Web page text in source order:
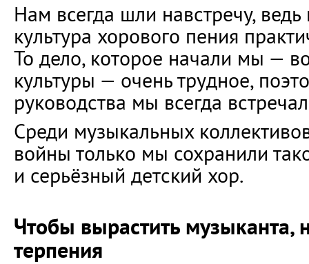
Нам всегда шли навстречу,
культура хорового пения
То дело, которое начали мы —
культуры — очень трудное,
руководства мы всегда
Среди музыкальных
войны только мы сохранили
и серьёзный детский хор.
Чтобы вырастить музыканта,
терпения